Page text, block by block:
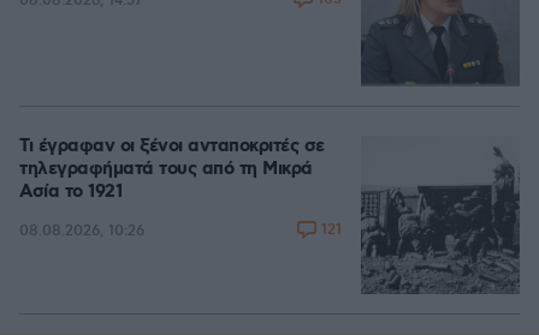
Τι έγραφαν οι ξένοι ανταποκριτές σε
τηλεγραφήματά τους από τη Μικρά
Ασία το 1921
08.08.2026, 10:26 121